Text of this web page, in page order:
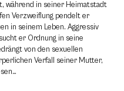
während in seiner Heimatstadt
Verzweiflung pendelt er
in seinem Leben. Aggressiv
er Ordnung in seine
von den sexuellen
Verfall seiner Mutter,